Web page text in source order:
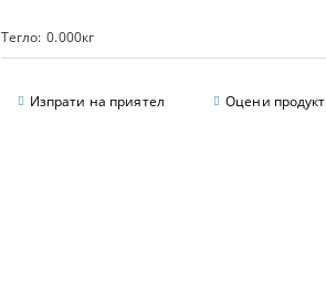
Тегло: 0.000кг
Изпрати на приятел Оцени